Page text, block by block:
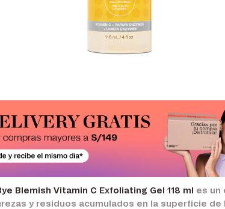
Blemish Vitamin C Exfoliating Gel 118 ml
es un
y residuos acumulados en la superficie